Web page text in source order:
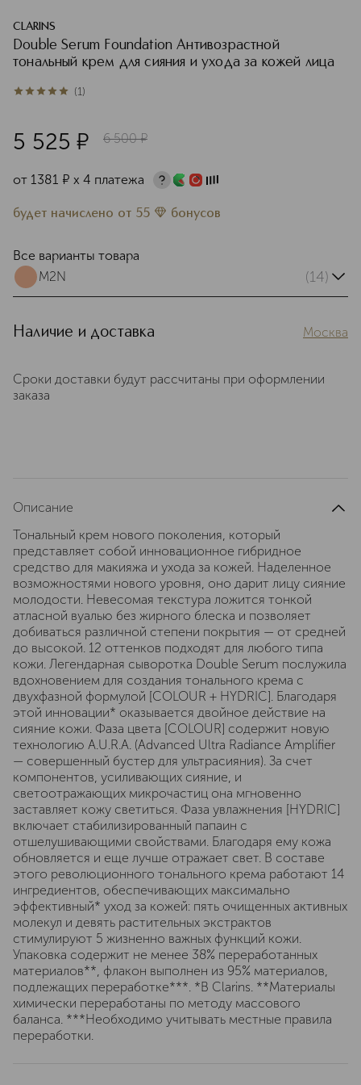
CLARINS
Double Serum Foundation Антивозрастной
тональный крем для сияния и ухода за кожей лица
5из 51 (1)
5 525 ¤ 6 500 ¤
от 1381 ¤ х 4 платежа
будет начислено от 55 бонусов
Все варианты товара
M2N
(14)
Наличие и доставка Москва
Сроки доставки будут рассчитаны при оформлении
заказа
Описание
Тональный крем нового поколения, который
представляет собой инновационное гибридное
средство для макияжа и ухода за кожей. Наделенное
возможностями нового уровня, оно дарит лицу сияние
молодости. Невесомая текстура ложится тонкой
атласной вуалью без жирного блеска и позволяет
добиваться различной степени покрытия — от средней
до высокой. 12 оттенков подходят для любого типа
кожи. Легендарная сыворотка Double Serum послужила
вдохновением для создания тонального крема с
двухфазной формулой [COLOUR + HYDRIC]. Благодаря
этой инновации* оказывается двойное действие на
сияние кожи. Фаза цвета [COLOUR] содержит новую
технологию A.U.R.A. (Advanced Ultra Radiance Amplifier
— совершенный бустер для ультрасияния). За счет
компонентов, усиливающих сияние, и
светоотражающих микрочастиц она мгновенно
заставляет кожу светиться. Фаза увлажнения [HYDRIC]
включает стабилизированный папаин с
отшелушивающими свойствами. Благодаря ему кожа
обновляется и еще лучше отражает свет. В составе
этого революционного тонального крема работают 14
ингредиентов, обеспечивающих максимально
эффективный* уход за кожей: пять очищенных активных
молекул и девять растительных экстрактов
стимулируют 5 жизненно важных функций кожи.
Упаковка содержит не менее 38% переработанных
материалов**, флакон выполнен из 95% материалов,
подлежащих переработке***. *В Clarins. **Материалы
химически переработаны по методу массового
баланса. ***Необходимо учитывать местные правила
переработки.